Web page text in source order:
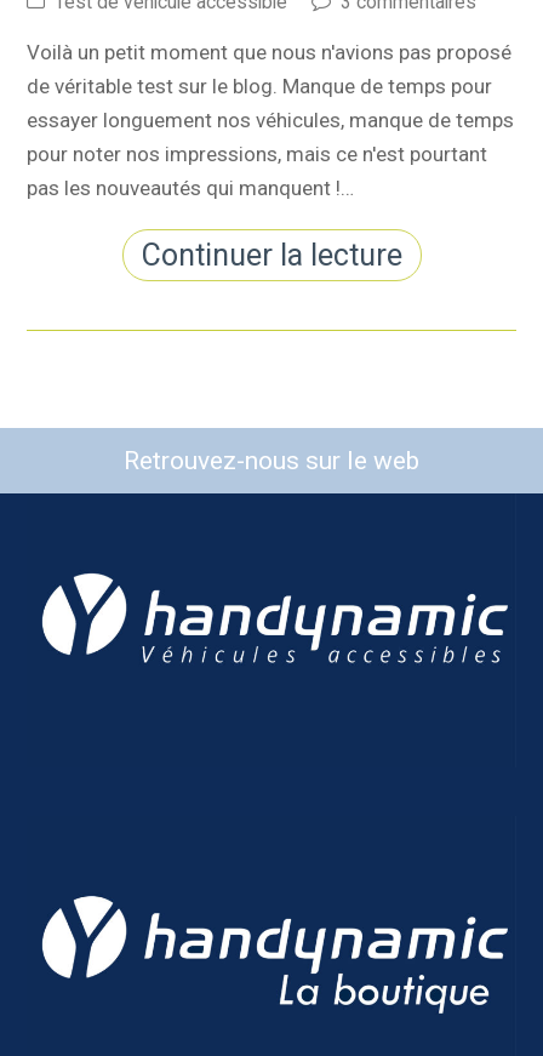
Voilà un petit moment que nous n'avions pas proposé
de véritable test sur le blog. Manque de temps pour
essayer longuement nos véhicules, manque de temps
pour noter nos impressions, mais ce n'est pourtant
pas les nouveautés qui manquent !…
Continuer la lecture
Retrouvez-nous sur le web